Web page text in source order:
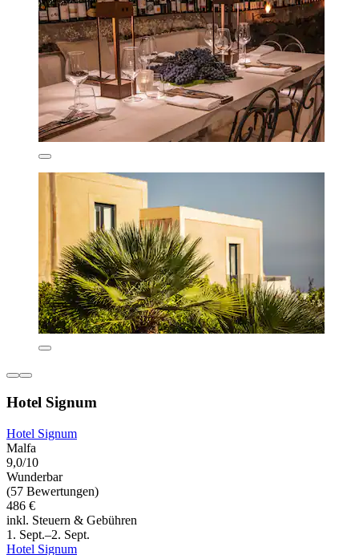
Hotel Signum
Hotel Signum
Malfa
9,0/10
Wunderbar
(57 Bewertungen)
486 €
inkl. Steuern & Gebühren
1. Sept.–2. Sept.
Hotel Signum